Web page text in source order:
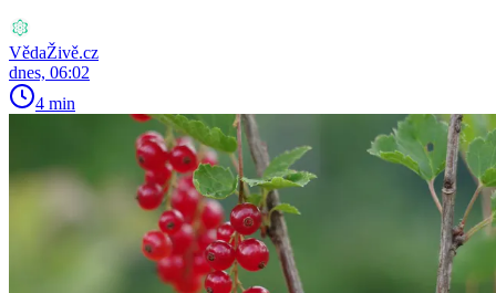
VědaŽivě.cz
dnes, 06:02
4 min